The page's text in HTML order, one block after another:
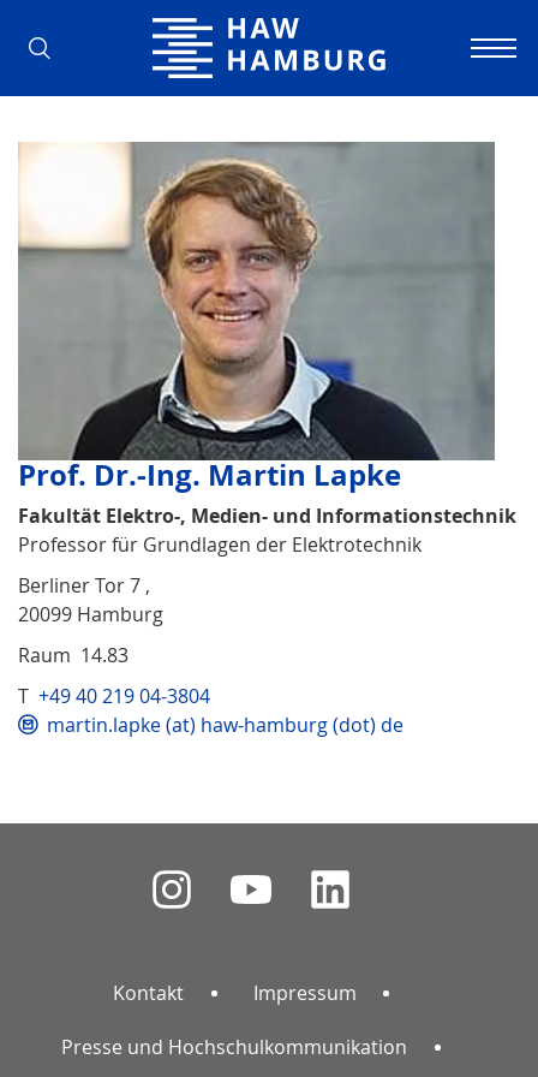
Hochschule für Angewandte
Prof. Dr.-Ing. Martin Lapke
Fakultät Elektro-, Medien- und Informationstechnik
Professor für Grundlagen der Elektrotechnik
Berliner Tor 7 ,
20099 Hamburg
Raum 14.83
T +49 40 219 04-3804
martin.lapke (at) haw-hamburg (dot) de
Kontakt Impressum
Presse und Hochschulkommunikation